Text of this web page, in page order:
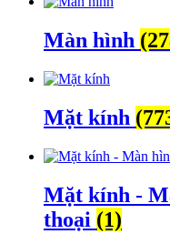
Màn hình
Mặt kính
Mặt kính -
thoại (1)